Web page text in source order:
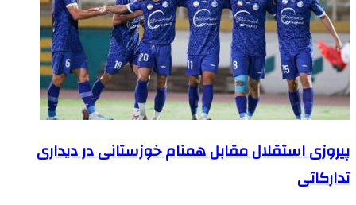
پیروزی استقلال مقابل همنام خوزستانی در دیداری
تدارکاتی